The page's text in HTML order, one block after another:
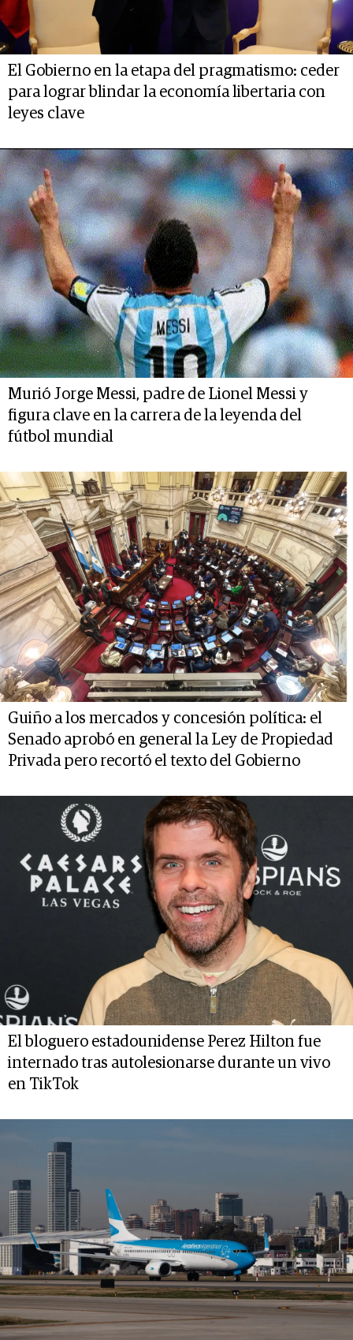
El Gobierno en la etapa del pragmatismo: ceder
para lograr blindar la economía libertaria con
leyes clave
Murió Jorge Messi, padre de Lionel Messi y
figura clave en la carrera de la leyenda del
fútbol mundial
Guiño a los mercados y concesión política: el
Senado aprobó en general la Ley de Propiedad
Privada pero recortó el texto del Gobierno
El bloguero estadounidense Perez Hilton fue
internado tras autolesionarse durante un vivo
en TikTok